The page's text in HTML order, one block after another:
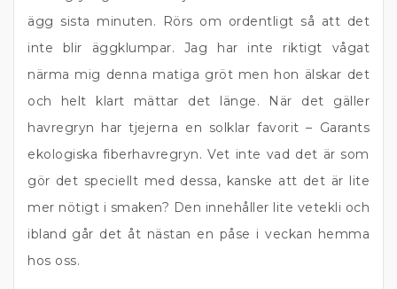
ägg sista minuten. Rörs om ordentligt så att det
inte blir äggklumpar. Jag har inte riktigt vågat
närma mig denna matiga gröt men hon älskar det
och helt klart mättar det länge. När det gäller
havregryn har tjejerna en solklar favorit – Garants
ekologiska fiberhavregryn. Vet inte vad det är som
gör det speciellt med dessa, kanske att det är lite
mer nötigt i smaken? Den innehåller lite vetekli och
ibland går det åt nästan en påse i veckan hemma
hos oss.